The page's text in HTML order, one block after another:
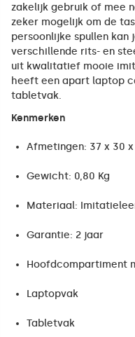
zakelijk gebruik of mee
zeker mogelijk om de
persoonlijke spullen kan
verschillende rits- en
uit kwalitatief mooie
heeft een apart laptop
tabletvak.
Kenmerken
Afmetingen: 37 x 30 x
Gewicht: 0,80 Kg
Materiaal:
Garantie: 2 jaar
Hoofdcompartiment
Laptopvak
Tabletvak